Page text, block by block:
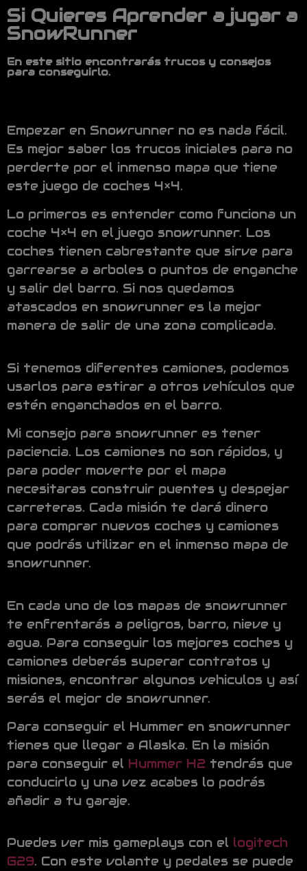
Si Quieres Aprender a jugar a
SnowRunner
En este sitio encontrarás trucos y consejos
para conseguirlo.
Empezar en Snowrunner no es nada fácil.
Es mejor saber los trucos iniciales para no
perderte por el inmenso mapa que tiene
este juego de coches 4×4.
Lo primeros es entender como funciona un
coche 4×4 en el juego snowrunner. Los
coches tienen cabrestante que sirve para
garrearse a arboles o puntos de enganche
y salir del barro. Si nos quedamos
atascados en snowrunner es la mejor
manera de salir de una zona complicada.
Si tenemos diferentes camiones, podemos
usarlos para estirar a otros vehículos que
estén enganchados en el barro.
Mi consejo para snowrunner es tener
paciencia. Los camiones no son rápidos, y
para poder moverte por el mapa
necesitaras construir puentes y despejar
carreteras. Cada misión te dará dinero
para comprar nuevos coches y camiones
que podrás utilizar en el inmenso mapa de
snowrunner.
En cada uno de los mapas de snowrunner
te enfrentarás a peligros, barro, nieve y
agua. Para conseguir los mejores coches y
camiones deberás superar contratos y
misiones, encontrar algunos vehiculos y así
serás el mejor de snowrunner.
Para conseguir el Hummer en snowrunner
tienes que llegar a Alaska. En la misión
para conseguir el Hummer H2 tendrás que
conducirlo y una vez acabes lo podrás
añadir a tu garaje.
Puedes ver mis gameplays con el logitech
G29. Con este volante y pedales se puede